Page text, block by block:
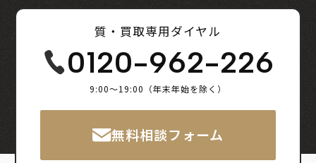
質・買取専用ダイヤル
0120-962-226
9:00～19:00（年末年始を除く）
無料相談フォーム